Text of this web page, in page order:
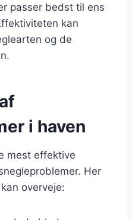
passer bedst til ens
kan
og de
i haven
mest effektive
Her
overveje: